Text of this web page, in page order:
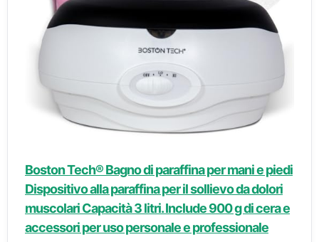
Boston Tech® Bagno di paraffina per mani e piedi
Dispositivo alla paraffina per il sollievo da dolori
muscolari Capacità 3 litri. Include 900 g di cera e
accessori per uso personale e professionale